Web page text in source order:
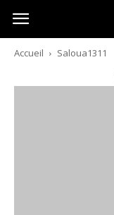
Australia-
australie.com
Accueil Saloua1311